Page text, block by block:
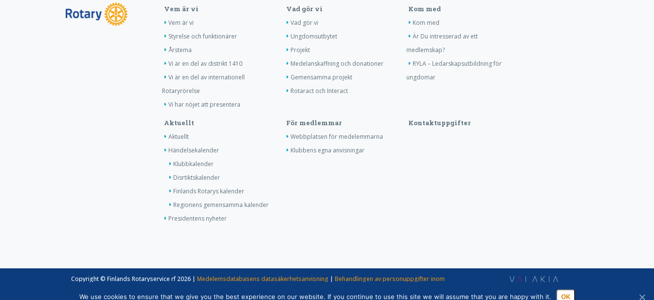
Vem är vi
Vem är vi
Styrelse och funktionärer
Årstema
Vi är en del av distrikt 1410
Vi är en del av internationell
Rotaryrörelse
Vi har nöjet att presentera
Vad gör vi
Vad gör vi
Ungdomsutbytet
Projekt
Medelanskaffning och donationer
Gemensamma projekt
Rotaract och Interact
Kom med
Kom med
Är Du intresserad av ett
medlemskap?
RYLA – Ledarskapsutbildning för
ungdomar
Aktuellt
Aktuellt
Händelsekalender
Klubbkalender
Disrtiktskalender
Finlands Rotarys kalender
Regionens gemensamma kalender
Presidentens nyheter
För medlemmar
Webbplatsen för medelemmarna
Klubbens egna anvisningar
Kontaktuppgifter
Copyright © Finlands Rotaryservice rf 2026 |Medelemsdatabasens datasäkerhetsanvisning |Behandlingen av personuppgifter inom
We use cookies to ensure that we give you the best experience on our website. If you continue to use this site we will assume that you are happy with it. OK